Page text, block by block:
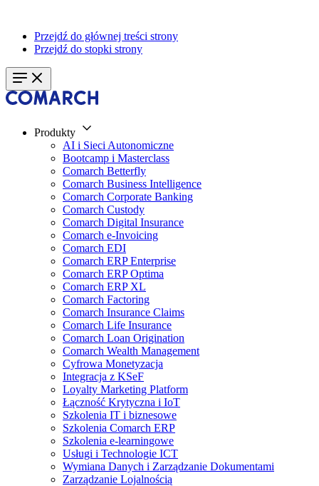
Przejdź do głównej treści strony
Przejdź do stopki strony
Produkty
AI i Sieci Autonomiczne
Bootcamp i Masterclass
Comarch Betterfly
Comarch Business Intelligence
Comarch Corporate Banking
Comarch Custody
Comarch Digital Insurance
Comarch e-Invoicing
Comarch EDI
Comarch ERP Enterprise
Comarch ERP Optima
Comarch ERP XL
Comarch Factoring
Comarch Insurance Claims
Comarch Life Insurance
Comarch Loan Origination
Comarch Wealth Management
Cyfrowa Monetyzacja
Integracja z KSeF
Loyalty Marketing Platform
Łączność Krytyczna i IoT
Szkolenia IT i biznesowe
Szkolenia Comarch ERP
Szkolenia e-learningowe
Usługi i Technologie ICT
Wymiana Danych i Zarządzanie Dokumentami
Zarządzanie Lojalnością